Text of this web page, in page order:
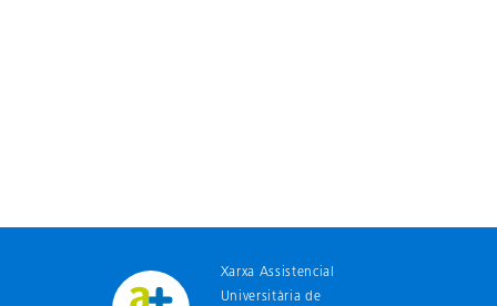
Xarxa Assistencial
Universitària de